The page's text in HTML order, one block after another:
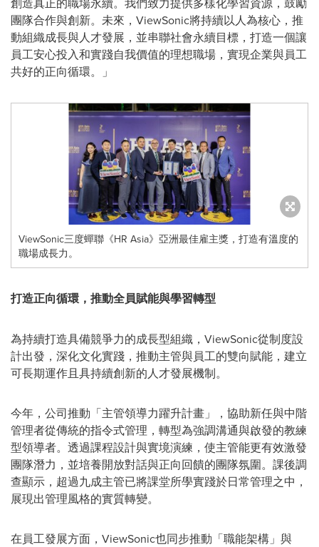
團隊合作與創新。未來，ViewSonic將持續以人為核心，推
動組織成長與人才發展，並串聯社會永續目標，打造一個讓
員工安心投入和實踐自我價值的理想職場，實現企業與員工
共好的正向循環。」
ViewSonic三度蟬聯《HR Asia》亞洲最佳雇主獎，打造有溫度的
職場成長力。
打造正向循環，推動全員賦能與學習轉型
為持續打造具備競爭力的成長型組織，ViewSonic從制度設
計出發，深化文化實踐，推動主管與員工的雙向賦能，建立
可長期運作且具持續創新的人才發展機制。
今年，公司推動「主管領導力躍升計畫」，協助新任與中階
管理者從傳統的指令式管理，轉型為強調溝通與啟發的教練
型領導者。透過課程設計與實境演練，使主管能更有效激發
團隊潛力，並培養開放對話與正向回饋的團隊氛圍。課後調
查顯示，超過九成主管已將課堂所學實踐於日常管理之中，
展現出管理風格的實質轉變。
在員工發展方面，ViewSonic也同步推動「職能架構」與